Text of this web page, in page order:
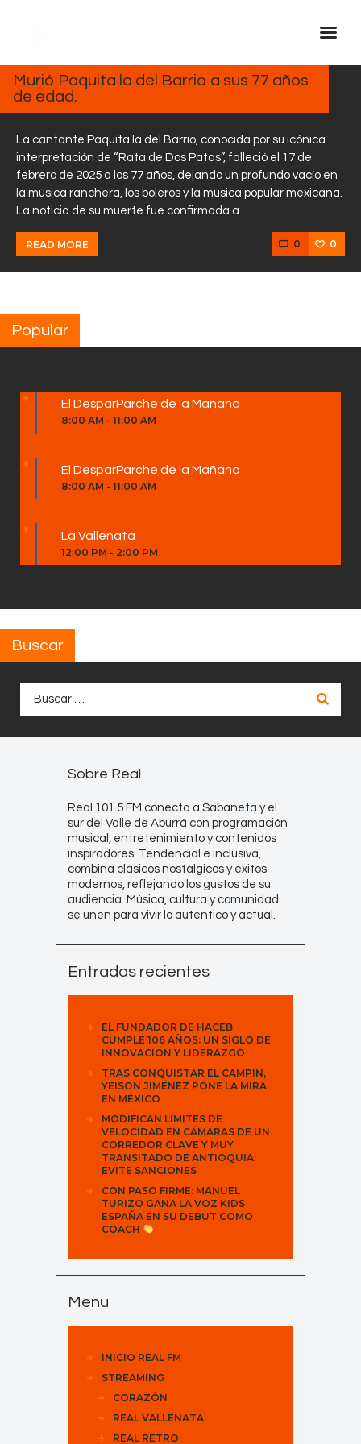
Inicio Real FM
En Vivo
Descarga La APP
Programas
Noticias
Equipo
Contactos
17, 2025
Murió Paquita la del Barrio a sus 77 años
de edad.
La cantante Paquita la del Barrio, conocida por su icónica
interpretación de “Rata de Dos Patas”, falleció el 17 de
febrero de 2025 a los 77 años, dejando un profundo vacío en
la música ranchera, los boleros y la música popular mexicana.
La noticia de su muerte fue confirmada a…
READ MORE 0 0
Popular
El DesparParche de la Mañana
8:00 AM - 11:00 AM
El DesparParche de la Mañana
8:00 AM - 11:00 AM
La Vallenata
12:00 PM - 2:00 PM
Buscar
Sobre Real
Real 101.5 FM conecta a Sabaneta y el
sur del Valle de Aburrá con programación
musical, entretenimiento y contenidos
inspiradores. Tendencial e inclusiva,
combina clásicos nostálgicos y éxitos
modernos, reflejando los gustos de su
audiencia. Música, cultura y comunidad
se unen para vivir lo auténtico y actual.
Entradas recientes
EL FUNDADOR DE HACEB
CUMPLE 106 AÑOS: UN SIGLO DE
INNOVACIÓN Y LIDERAZGO
TRAS CONQUISTAR EL CAMPÍN,
YEISON JIMÉNEZ PONE LA MIRA
EN MÉXICO
MODIFICAN LÍMITES DE
VELOCIDAD EN CÁMARAS DE UN
CORREDOR CLAVE Y MUY
TRANSITADO DE ANTIOQUIA:
EVITE SANCIONES
CON PASO FIRME: MANUEL
TURIZO GANA LA VOZ KIDS
ESPAÑA EN SU DEBUT COMO
COACH
Menu
INICIO REAL FM
STREAMING
CORAZÓN
REAL VALLENATA
REAL RETRO